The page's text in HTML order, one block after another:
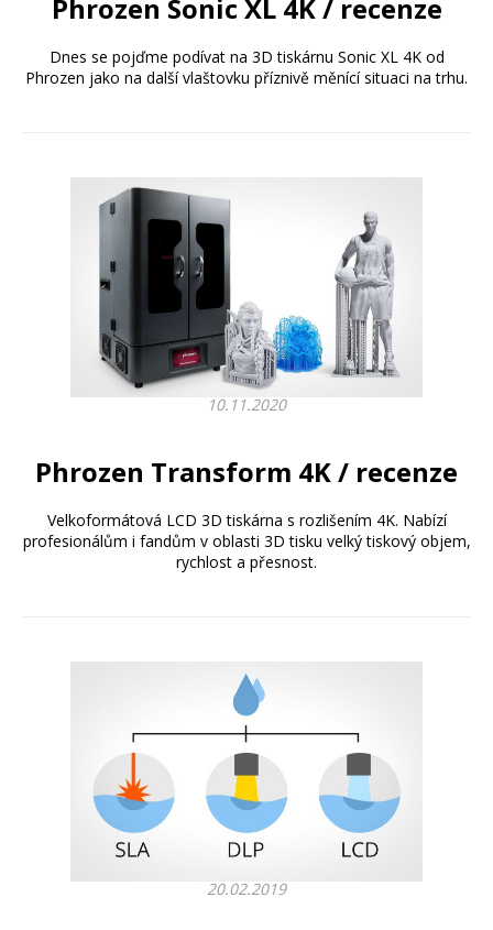
Phrozen Sonic XL 4K / recenze
Dnes se pojďme podívat na 3D tiskárnu Sonic XL 4K od
Phrozen jako na další vlaštovku příznivě měnící situaci na trhu.
10.11.2020
Phrozen Transform 4K / recenze
Velkoformátová LCD 3D tiskárna s rozlišením 4K. Nabízí
profesionálům i fandům v oblasti 3D tisku velký tiskový objem,
rychlost a přesnost.
20.02.2019